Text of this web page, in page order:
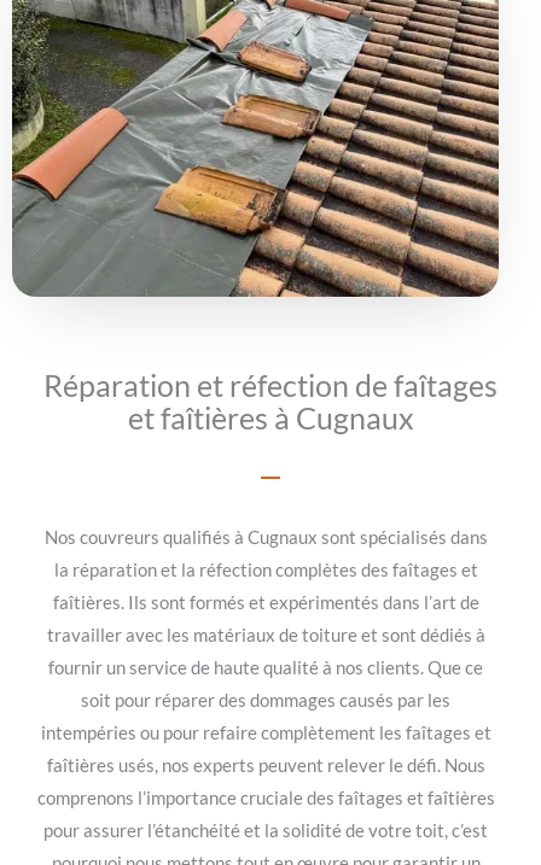
Réparation et réfection de faîtages
et faîtières à Cugnaux
Nos couvreurs qualifiés à Cugnaux sont spécialisés dans
la réparation et la réfection complètes des faîtages et
faîtières. Ils sont formés et expérimentés dans l’art de
travailler avec les matériaux de toiture et sont dédiés à
fournir un service de haute qualité à nos clients. Que ce
soit pour réparer des dommages causés par les
intempéries ou pour refaire complètement les faîtages et
faîtières usés, nos experts peuvent relever le défi. Nous
comprenons l’importance cruciale des faîtages et faîtières
pour assurer l’étanchéité et la solidité de votre toit, c’est